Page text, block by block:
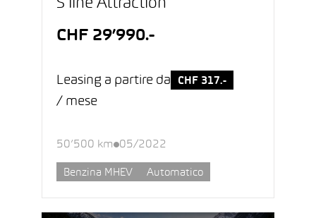
S line Attraction
CHF 29’990.-
Leasing a partire da CHF 317.-
/ mese
50’500 km 05/2022
Benzina MHEV Automatico